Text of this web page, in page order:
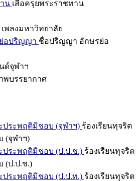
น เสื้อครุยพระราชทาน
เพลงมหาวิทยาลัย
อปริญญา ชื่อปริญญา อักษรย่อ
ด์จุฬาฯ
พบรรยากาศ
ประพฤติมิชอบ (จุฬาฯ) ร้องเรียนทุจริต
(จุฬาฯ)
ประพฤติมิชอบ (ป.ป.ช.) ร้องเรียนทุจริต
(ป.ป.ช.)
ประพฤติมิชอบ (ป.ป.ท.) ร้องเรียนทุจริต